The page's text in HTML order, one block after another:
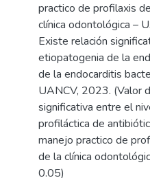
practico de profilaxis
clínica odontológica –
Existe relación
etiopatogenia de la
de la endocarditis
UANCV, 2023. (Valor
significativa entre el
profiláctica de
manejo practico de
de la clínica
0.05)